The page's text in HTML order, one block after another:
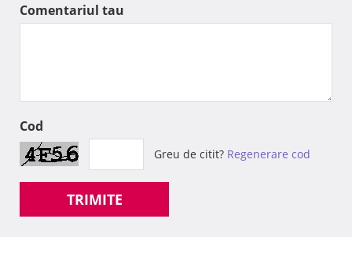
Comentariul tau
Cod
Greu de citit? Regenerare cod
TRIMITE